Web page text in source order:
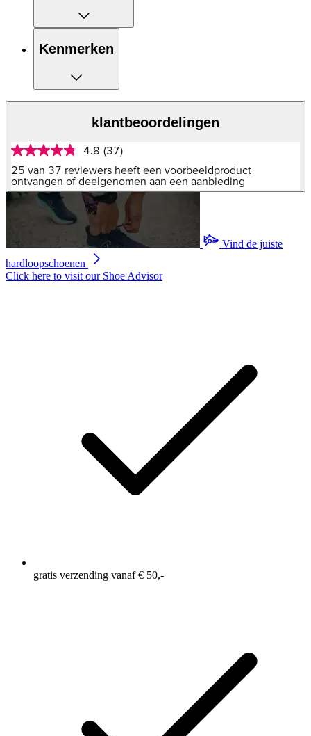
Kenmerken
klantbeoordelingen
4.8
van
5
sterren,
gemiddelde
scorewaarde.
Reviews.
paginalink.
4.8 (37)
25 van 37 reviewers heeft een voorbeeldproduct
ontvangen of deelgenomen aan een aanbieding
Vind de juiste
hardloopschoenen
Click here to visit our Shoe Advisor
gratis verzending vanaf € 50,-